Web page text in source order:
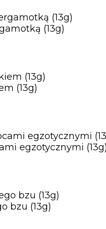
(13g)
(13g)
egzotycznymi
bzu (13g)